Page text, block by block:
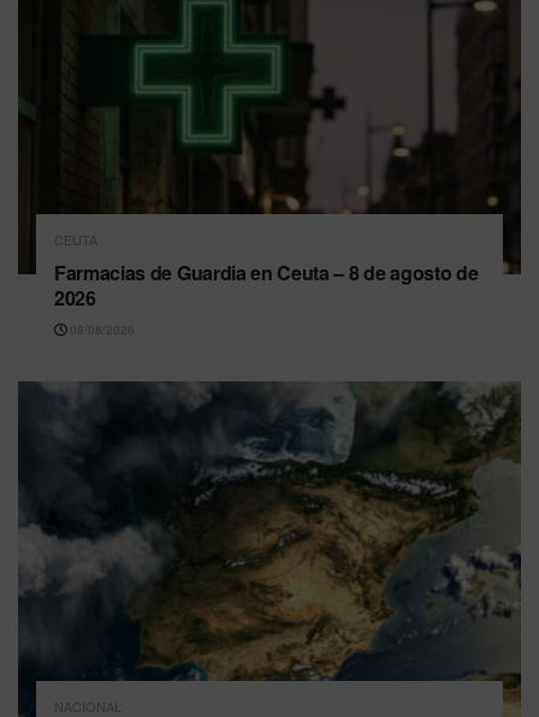
CEUTA
Farmacias de Guardia en Ceuta – 8 de agosto de
2026
08/08/2026
NACIONAL